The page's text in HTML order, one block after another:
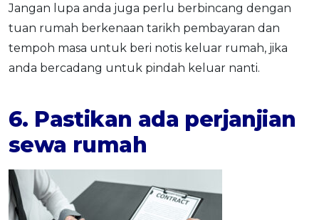
Jangan lupa anda juga perlu berbincang dengan
tuan rumah berkenaan tarikh pembayaran dan
tempoh masa untuk beri notis keluar rumah, jika
anda bercadang untuk pindah keluar nanti.
6. Pastikan ada perjanjian
sewa rumah